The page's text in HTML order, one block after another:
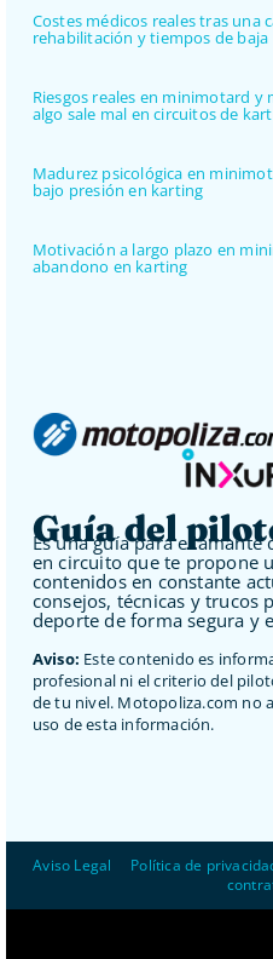
Costes médicos reales tras una
rehabilitación y tiempos de baja
Riesgos reales en minimotard
algo sale mal en circuitos de
Madurez psicológica en
bajo presión en karting
Motivación a largo plazo en
abandono en karting
Guía del
Es una guía para el
en circuito que te propone
contenidos en constante
consejos, técnicas y trucos
deporte de forma segura y
Aviso: Este contenido es
profesional ni el criterio del
de tu nivel. Motopoliza.com no
uso de esta información.
Aviso Legal Política de